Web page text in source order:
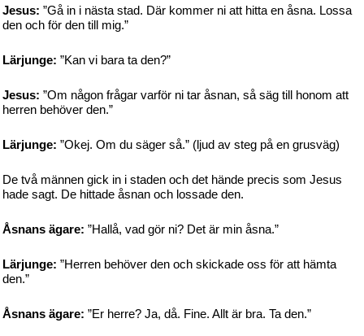
Jesus: ”Gå in i nästa stad. Där kommer ni att hitta en åsna. Lossa
den och för den till mig.”
Lärjunge: ”Kan vi bara ta den?”
Jesus: ”Om någon frågar varför ni tar åsnan, så säg till honom att
herren behöver den.”
Lärjunge: ”Okej. Om du säger så.” (ljud av steg på en grusväg)
De två männen gick in i staden och det hände precis som Jesus
hade sagt. De hittade åsnan och lossade den.
Åsnans ägare: ”Hallå, vad gör ni? Det är min åsna.”
Lärjunge: ”Herren behöver den och skickade oss för att hämta
den.”
Åsnans ägare: ”Er herre? Ja, då. Fine. Allt är bra. Ta den.”